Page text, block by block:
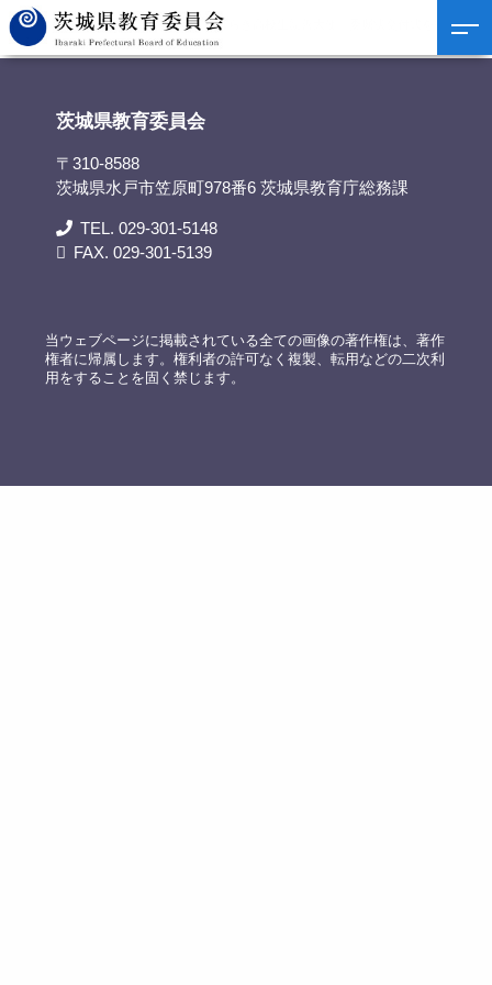
茨城県教育委員会>資料提供>「いばらき高校生親善大使」委嘱状交付式を行いま
茨城県教育委員会
〒310-8588
茨城県水戸市笠原町978番6 茨城県教育庁総務課
TEL. 029-301-5148
FAX. 029-301-5139
当ウェブページに掲載されている全ての画像の著作権は、著作
権者に帰属します。権利者の許可なく複製、転用などの二次利
用をすることを固く禁じます。